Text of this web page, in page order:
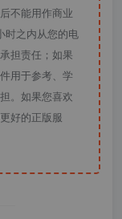
不能用作商业
时之内从您的电
担责任；如果
用于参考、学
。如果您喜欢
好的正版服